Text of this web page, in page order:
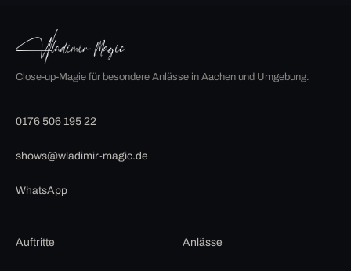
Close-up-Magie für besondere Anlässe in Aachen und Umgebung.
0176 506 195 22
shows@wladimir-magic.de
WhatsApp
Auftritte Anlässe